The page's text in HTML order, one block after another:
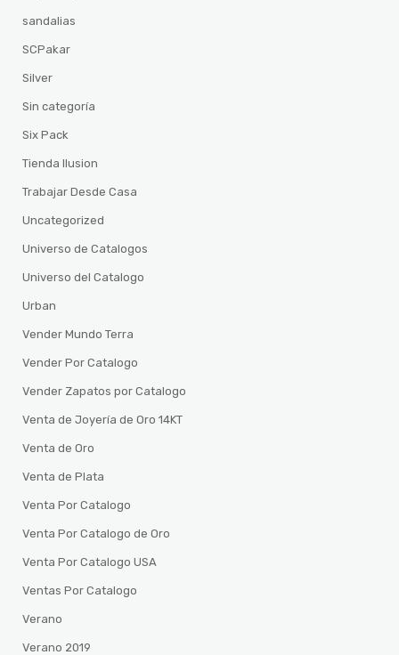
sandalias
SCPakar
Silver
Sin categoría
Six Pack
Tienda Ilusion
Trabajar Desde Casa
Uncategorized
Universo de Catalogos
Universo del Catalogo
Urban
Vender Mundo Terra
Vender Por Catalogo
Vender Zapatos por Catalogo
Venta de Joyería de Oro 14KT
Venta de Oro
Venta de Plata
Venta Por Catalogo
Venta Por Catalogo de Oro
Venta Por Catalogo USA
Ventas Por Catalogo
Verano
Verano 2019